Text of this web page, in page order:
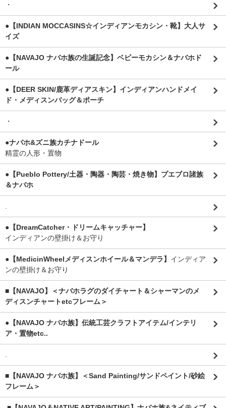
・
●【INDIAN MOCCASINS☆インディアンモカシン・靴】大人サ
イズ
●【NAVAJO ナバホ族の生誕記念】ベビーモカシン＆ナバホド
ール
●【DEER SKIN/鹿革ディアスキン】インディアンハンドメイ
ド・メディスンバッグ＆ポーチ
・
●ナバホ&ズニ族カチナドール
精霊の人形・置物
●【Pueblo Pottery/土器・陶器・陶芸・焼き物】プエブロ諸族
＆ナバホ
.
●【DreamCatcher・ドリームキャッチャー】
インディアンの壁掛け＆お守り
●【MedicinWheelメディスンホイール＆マンデラ】 インディア
ンの壁掛け＆お守り
■【NAVAJO】＜ナバホラグのダイチャート＆シャーマンのメ
ディスンチャートetcフレーム＞
●【NAVAJO ナバホ族】伝統工芸クラフトアイテム/インテリ
ア・置物etc..
.
■【NAVAJO ナバホ族】＜Sand Painting/サンドペイント/砂絵
フレーム＞